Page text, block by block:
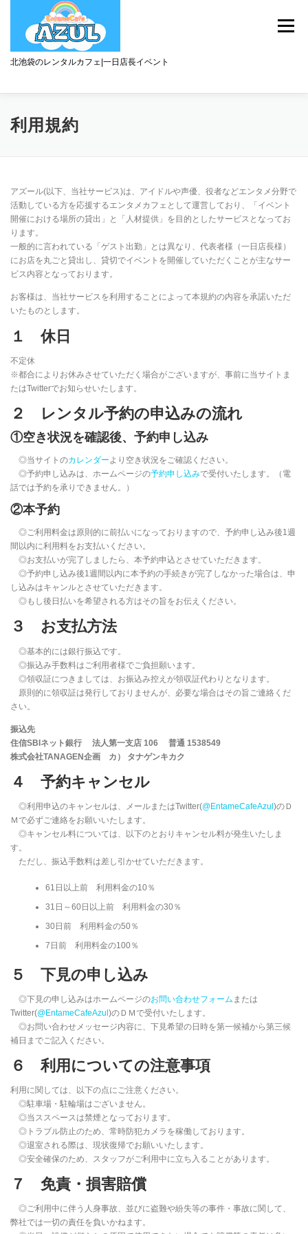
北池袋のレンタルカフェ|一日店長イベント
メニュー
カフェメニュー
利用規約
アズール(以下、当社サービス)は、アイドルや声優、役者などエンタメ分野で
活動している方を応援するエンタメカフェとして運営しており、「イベント
開催における場所の貸出」と「人材提供」を目的としたサービスとなってお
ります。
一般的に言われている「ゲスト出勤」とは異なり、代表者様（一日店長様）
にお店を丸ごと貸出し、貸切でイベントを開催していただくことが主なサー
ビス内容となっております。
お客様は、当社サービスを利用することによって本規約の内容を承諾いただ
いたものとします。
１ 休日
不定休
※都合によりお休みさせていただく場合がございますが、事前に当サイトま
たはTwitterでお知らせいたします。
２ レンタル予約の申込みの流れ
①空き状況を確認後、予約申し込み
◎当サイトのカレンダーより空き状況をご確認ください。
◎予約申し込みは、ホームページの予約申し込みで受付いたします。（電
話では予約を承りできません。）
②本予約
◎ご利用料金は原則的に前払いになっておりますので、予約申し込み後1週
間以内に利用料をお支払いください。
◎お支払いが完了しましたら、本予約申込とさせていただきます。
◎予約申し込み後1週間以内に本予約の手続きが完了しなかった場合は、申
し込みはキャンルとさせていただきます。
◎もし後日払いを希望される方はその旨をお伝えください。
３ お支払方法
◎基本的には銀行振込です。
◎振込み手数料はご利用者様でご負担願います。
◎領収証につきましては、お振込み控えが領収証代わりとなります。
原則的に領収証は発行しておりませんが、必要な場合はその旨ご連絡くだ
さい。
振込先
住信SBIネット銀行 法人第一支店 106 普通 1538549
株式会社TANAGEN企画 カ） タナゲンキカク
４ 予約キャンセル
◎利用申込のキャンセルは、メールまたはTwitter(@EntameCafeAzul)のＤ
Ｍで必ずご連絡をお願いいたします。
◎キャンセル料については、以下のとおりキャンセル料が発生いたしま
す。
ただし、振込手数料は差し引かせていただきます。
61日以上前 利用料金の10％
31日～60日以上前 利用料金の30％
30日前 利用料金の50％
7日前 利用料金の100％
５ 下見の申し込み
◎下見の申し込みはホームページのお問い合わせフォーム または
Twitter(@EntameCafeAzul)のＤＭで受付いたします。
◎お問い合わせメッセージ内容に、下見希望の日時を第一候補から第三候
補日までご記入ください。
６ 利用についての注意事項
利用に関しては、以下の点にご注意ください。
◎駐車場・駐輪場はございません。
◎当ススペースは禁煙となっております。
◎トラブル防止のため、常時防犯カメラを稼働しております。
◎退室される際は、現状復帰でお願いいたします。
◎安全確保のため、スタッフがご利用中に立ち入ることがあります。
７ 免責・損害賠償
◎ご利用中に伴う人身事故、並びに盗難や紛失等の事件・事故に関して、
弊社では一切の責任を負いかねます。